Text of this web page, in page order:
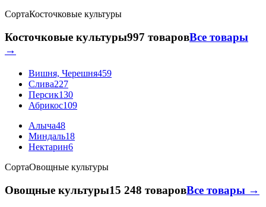
СортаКосточковые культуры
Косточковые культуры997 товаровВсе товары
→
Вишня, Черешня459
Слива227
Персик130
Абрикос109
Алыча48
Миндаль18
Нектарин6
СортаОвощные культуры
Овощные культуры15 248 товаровВсе товары →